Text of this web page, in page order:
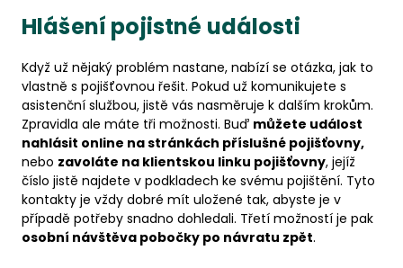
Hlášení pojistné události
Když už nějaký problém nastane, nabízí se otázka, jak to
vlastně s pojišťovnou řešit. Pokud už komunikujete s
asistenční službou, jistě vás nasměruje k dalším krokům.
Zpravidla ale máte tři možnosti. Buď můžete událost
nahlásit online na stránkách příslušné pojišťovny,
nebo zavoláte na klientskou linku pojišťovny, jejíž
číslo jistě najdete v podkladech ke svému pojištění. Tyto
kontakty je vždy dobré mít uložené tak, abyste je v
případě potřeby snadno dohledali. Třetí možností je pak
osobní návštěva pobočky po návratu zpět.